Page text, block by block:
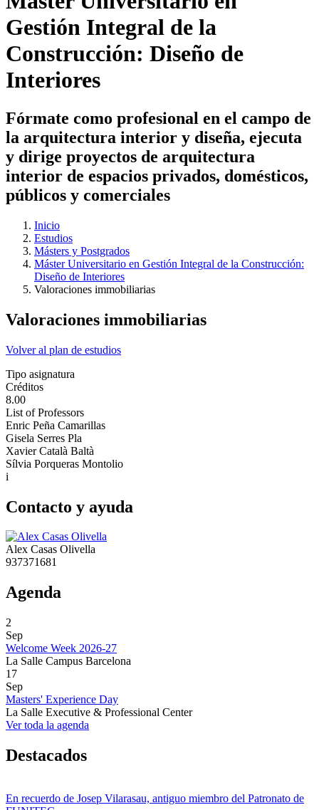
Gestión Integral de la
Construcción: Diseño de
Interiores
Fórmate como profesional en el campo de
la arquitectura interior y diseña, ejecuta
y dirige proyectos de arquitectura
interior de espacios privados, domésticos,
públicos y comerciales
Inicio
Estudios
Másters y Postgrados
Máster Universitario en Gestión Integral de la Construcción:
Diseño de Interiores
Valoraciones immobiliarias
Valoraciones immobiliarias
Volver al plan de estudios
Tipo asignatura
Créditos
8.00
List of Professors
Enric Peña Camarillas
Gisela Serres Pla
Xavier Català Baltà
Sílvia Porqueras Montolio
i
Contacto y ayuda
Alex Casas Olivella
937371681
Agenda
2
Sep
Welcome Week 2026-27
La Salle Campus Barcelona
17
Sep
Masters' Experience Day
La Salle Executive & Professional Center
Ver toda la agenda
Destacados
En recuerdo de Josep Vilarasau, antiguo miembro del Patronato de